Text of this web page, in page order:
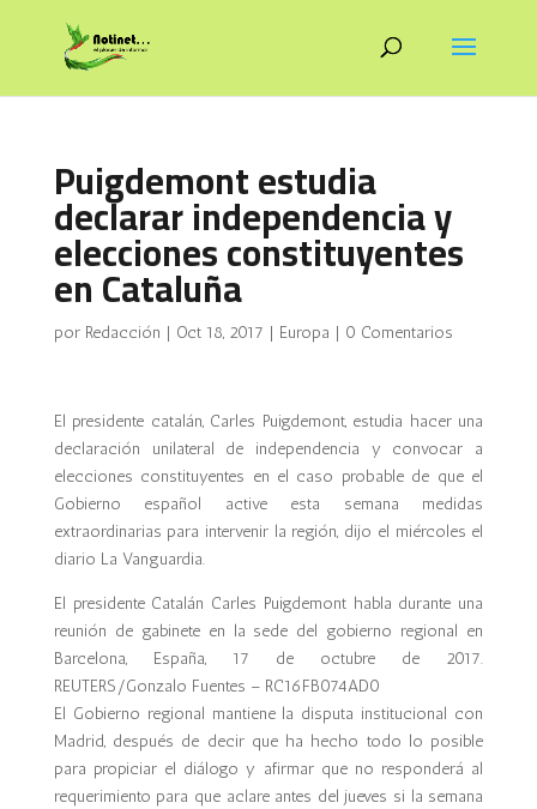
Puigdemont estudia
declarar independencia y
elecciones constituyentes
en Cataluña
por Redacción | Oct 18, 2017 | Europa | 0 Comentarios
El presidente catalán, Carles Puigdemont, estudia hacer una
declaración unilateral de independencia y convocar a
elecciones constituyentes en el caso probable de que el
Gobierno español active esta semana medidas
extraordinarias para intervenir la región, dijo el miércoles el
diario La Vanguardia.
El presidente Catalán Carles Puigdemont habla durante una
reunión de gabinete en la sede del gobierno regional en
Barcelona, España, 17 de octubre de 2017.
REUTERS/Gonzalo Fuentes – RC16FB074AD0
El Gobierno regional mantiene la disputa institucional con
Madrid, después de decir que ha hecho todo lo posible
para propiciar el diálogo y afirmar que no responderá al
requerimiento para que aclare antes del jueves si la semana